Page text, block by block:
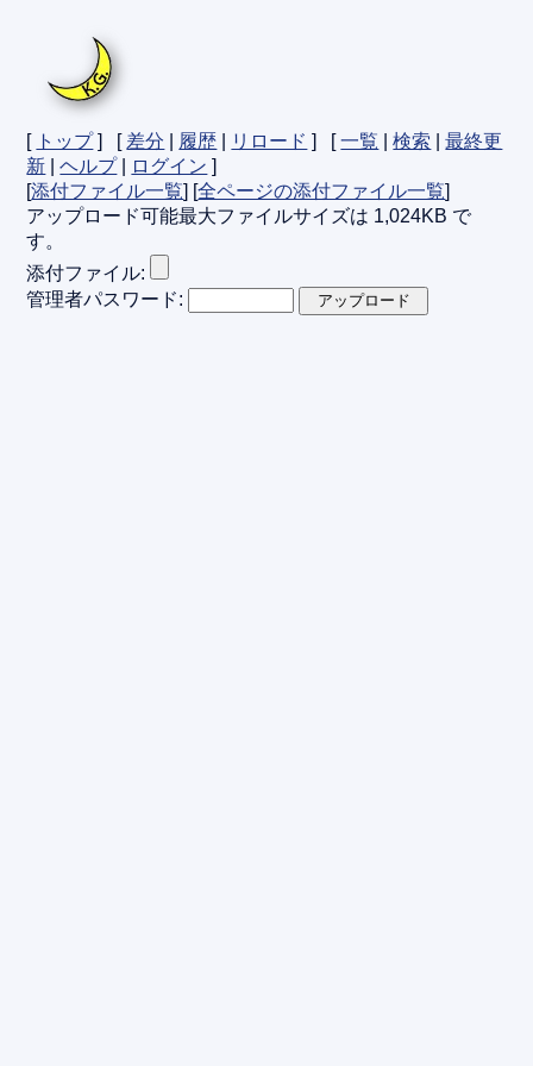
[ トップ] [ 差分 履歴 リロード ] [一覧 |検索 |最終更
新 |ヘルプ| ログイン ]
[添付ファイル一覧] [全ページの添付ファイル一覧]
アップロード可能最大ファイルサイズは 1,024KB で
す。
添付ファイル:
管理者パスワード: